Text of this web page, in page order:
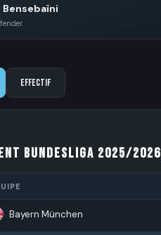
Bensebaïni
Effectif
Bundesliga 2025/2026
Bayern München